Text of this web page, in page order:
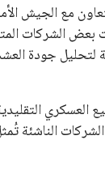
بدأت بالفعل في
الشركات
جودة
الناشئة